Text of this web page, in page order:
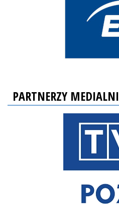
PARTNERZY MEDIALNI